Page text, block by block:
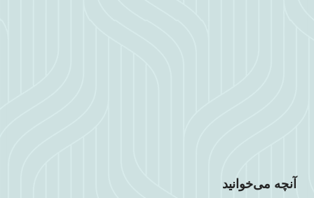
آنچه می‌خوانید